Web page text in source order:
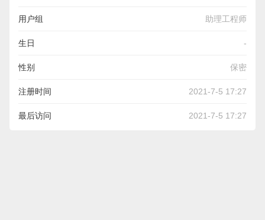
用户组 助理工程师
生日 -
性别 保密
注册时间 2021-7-5 17:27
最后访问 2021-7-5 17:27